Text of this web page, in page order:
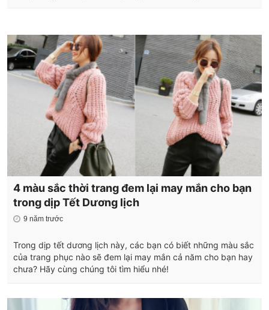
4 màu sắc thời trang đem lại may mắn cho bạn
trong dịp Tết Dương lịch
9 năm trước
Trong dịp tết dương lịch này, các bạn có biết những màu sắc
của trang phục nào sẽ đem lại may mắn cả năm cho bạn hay
chưa? Hãy cùng chúng tôi tìm hiểu nhé!